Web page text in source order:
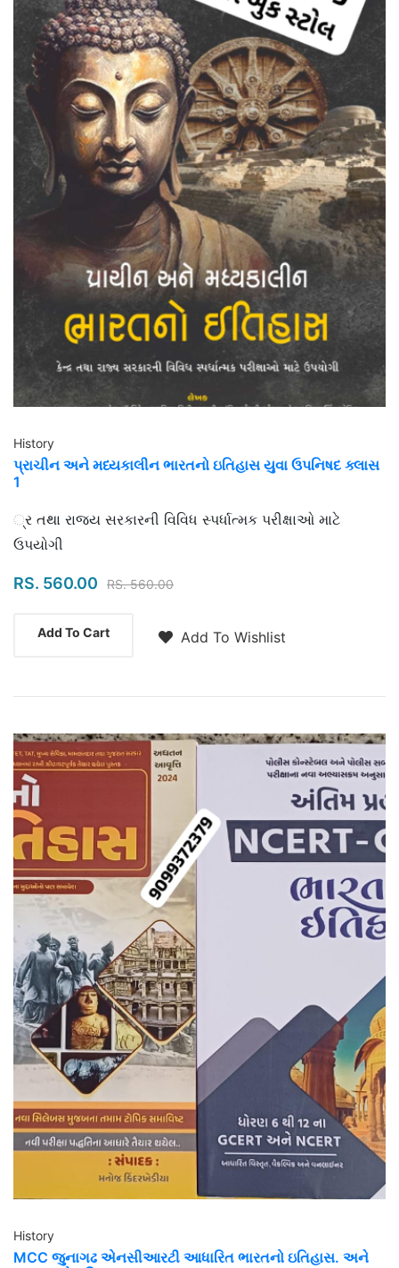
History
પ્રાચીન અને મધ્યકાલીન ભારતનો ઇતિહાસ યુવા ઉપનિષદ ક્લાસ
1
Highlights
્ર તથા રાજ્ય સરકારની વિવિધ સ્પર્ધાત્મક પરીક્ષાઓ માટે
ઉપયોગી
RS. 560.00 RS. 560.00
Add To Cart Add To Wishlist
History
MCC જુનાગઢ એનસીઆરટી આધારિત ભારતનો ઇતિહાસ. અને